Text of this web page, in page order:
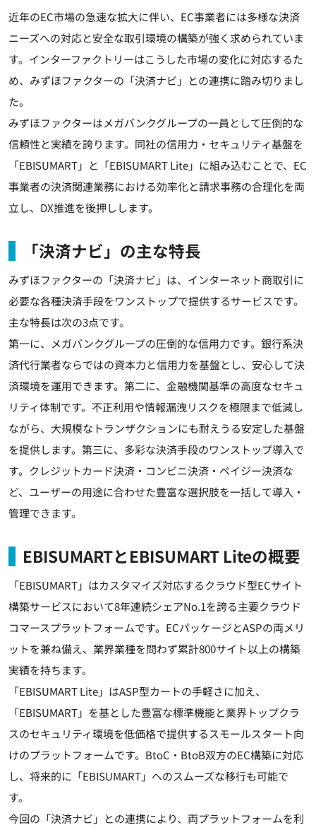
近年のEC市場の急速な拡大に伴い、EC事業者には多様な決済
ニーズへの対応と安全な取引環境の構築が強く求められていま
す。インターファクトリーはこうした市場の変化に対応するた
め、みずほファクターの「決済ナビ」との連携に踏み切りまし
た。
みずほファクターはメガバンクグループの一員として圧倒的な
信頼性と実績を誇ります。同社の信用力・セキュリティ基盤を
「EBISUMART」と「EBISUMART Lite」に組み込むことで、EC
事業者の決済関連業務における効率化と請求事務の合理化を両
立し、DX推進を後押しします。
「決済ナビ」の主な特長
みずほファクターの「決済ナビ」は、インターネット商取引に
必要な各種決済手段をワンストップで提供するサービスです。
主な特長は次の3点です。
第一に、メガバンクグループの圧倒的な信用力です。銀行系決
済代行業者ならではの資本力と信用力を基盤とし、安心して決
済環境を運用できます。第二に、金融機関基準の高度なセキュ
リティ体制です。不正利用や情報漏洩リスクを極限まで低減し
ながら、大規模なトランザクションにも耐えうる安定した基盤
を提供します。第三に、多彩な決済手段のワンストップ導入で
す。クレジットカード決済・コンビニ決済・ペイジー決済な
ど、ユーザーの用途に合わせた豊富な選択肢を一括して導入・
管理できます。
EBISUMARTとEBISUMART Liteの概要
「EBISUMART」はカスタマイズ対応するクラウド型ECサイト
構築サービスにおいて8年連続シェアNo.1を誇る主要クラウド
コマースプラットフォームです。ECパッケージとASPの両メリ
ットを兼ね備え、業界業種を問わず累計800サイト以上の構築
実績を持ちます。
「EBISUMART Lite」はASP型カートの手軽さに加え、
「EBISUMART」を基とした豊富な標準機能と業界トップクラ
スのセキュリティ環境を低価格で提供するスモールスタート向
けのプラットフォームです。BtoC・BtoB双方のEC構築に対応
し、将来的に「EBISUMART」へのスムーズな移行も可能で
す。
今回の「決済ナビ」との連携により、両プラットフォームを利